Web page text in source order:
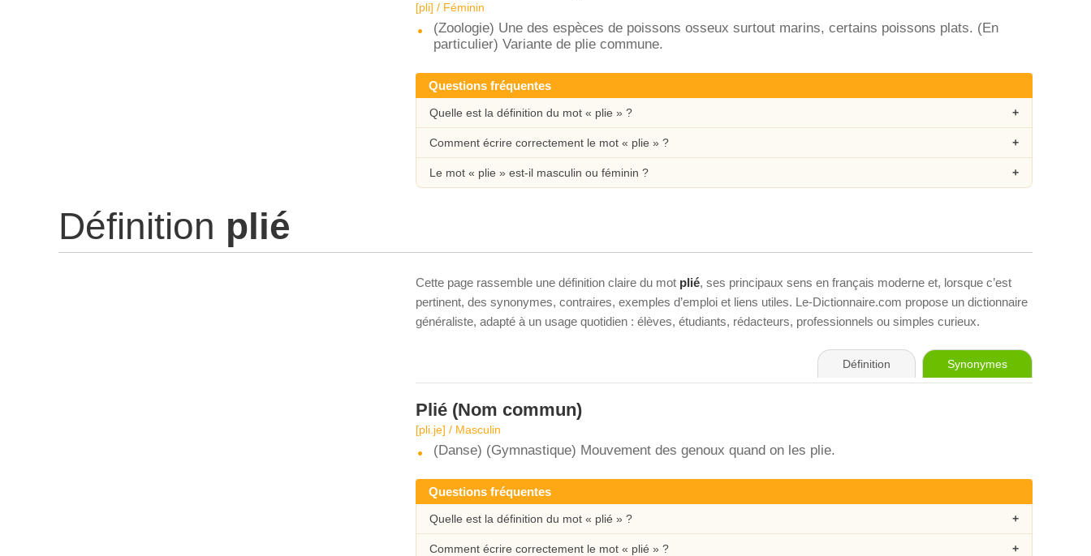
[pli] / Féminin
(Zoologie) Une des espèces de poissons osseux surtout marins, certains poissons plats. (En
particulier) Variante de plie commune.
Questions fréquentes
Quelle est la définition du mot « plie » ?
Comment écrire correctement le mot « plie » ?
Le mot « plie » est-il masculin ou féminin ?
Définition plié
Cette page rassemble une définition claire du mot plié, ses principaux sens en français moderne et, lorsque c’est
pertinent, des synonymes, contraires, exemples d’emploi et liens utiles. Le-Dictionnaire.com propose un dictionnaire
généraliste, adapté à un usage quotidien : élèves, étudiants, rédacteurs, professionnels ou simples curieux.
Définition Synonymes
Plié (Nom commun)
[pli.je] / Masculin
(Danse) (Gymnastique) Mouvement des genoux quand on les plie.
Questions fréquentes
Quelle est la définition du mot « plié » ?
Comment écrire correctement le mot « plié » ?